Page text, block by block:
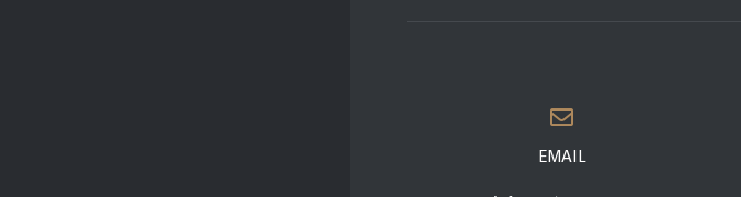
EMAIL